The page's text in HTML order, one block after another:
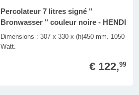
Percolateur 7 litres signé "
Bronwasser " couleur noire - HENDI
Dimensions : 307 x 330 x (h)450 mm. 1050
Watt.
€ 122,99